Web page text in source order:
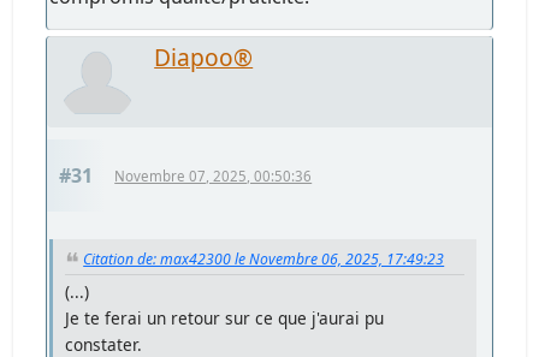
Diapoo®
#31 Novembre 07, 2025, 00:50:36
Citation de: max42300 le Novembre 06, 2025, 17:49:23
(...)
Je te ferai un retour sur ce que j'aurai pu
constater.